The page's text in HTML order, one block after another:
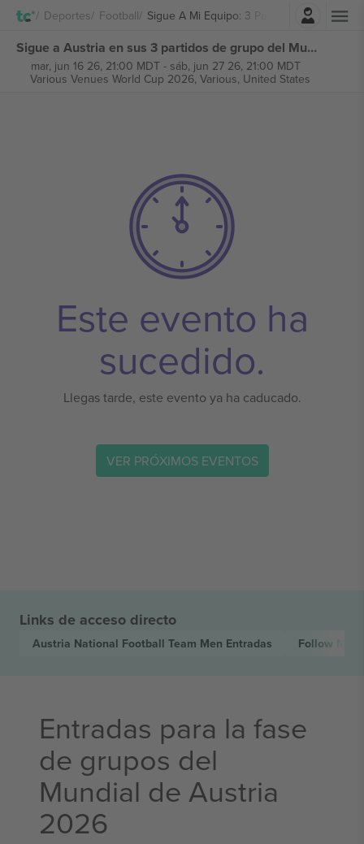
Deportes Football Sigue A Mi Equipo: 3 Partidos De Grupo
Iniciar sesión
Sigue a Austria en sus 3 partidos de grupo del Mundial 2026 entradas
mar, jun 16 26, 21:00 MDT- sáb, jun 27 26, 21:00 MDT
Various Venues World Cup 2026, Various, United States
Este evento ha
sucedido.
Llegas tarde, este evento ya ha caducado.
VER PRÓXIMOS EVENTOS
Links de acceso directo
Austria National Football Team Men Entradas Follow My
Entradas para la fase
de grupos del
Mundial de Austria
2026